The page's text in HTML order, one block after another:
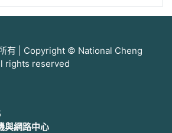
有 | Copyright © National Cheng
rights reserved
與網路中心